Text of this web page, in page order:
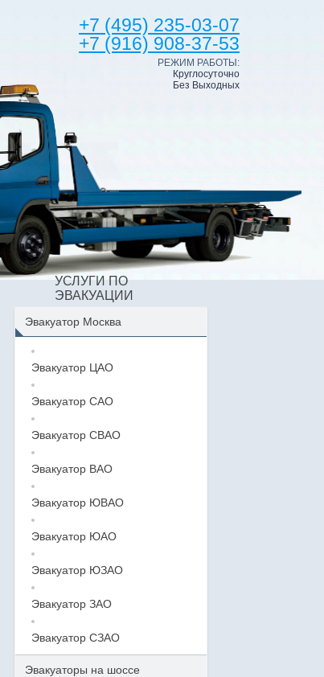
+7 (495) 235-03-07
+7 (916) 908-37-53
РЕЖИМ РАБОТЫ:
Круглосуточно
Без Выходных
УСЛУГИ ПО
ЭВАКУАЦИИ
Эвакуатор Москва
Эвакуатор ЦАО
Эвакуатор САО
Эвакуатор СВАО
Эвакуатор ВАО
Эвакуатор ЮВАО
Эвакуатор ЮАО
Эвакуатор ЮЗАО
Эвакуатор ЗАО
Эвакуатор СЗАО
Эвакуаторы на шоссе